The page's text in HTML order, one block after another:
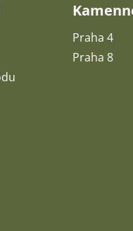
Praha 4
Praha 8